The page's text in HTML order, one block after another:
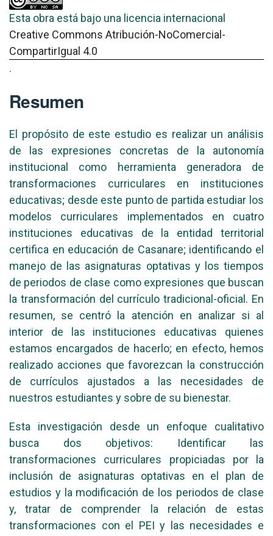
Esta obra está bajo una licencia internacional
Creative Commons Atribución-NoComercial-
CompartirIgual 4.0
.
Resumen
El propósito de este estudio es realizar un análisis
de las expresiones concretas de la autonomía
institucional como herramienta generadora de
transformaciones curriculares en instituciones
educativas; desde este punto de partida estudiar los
modelos curriculares implementados en cuatro
instituciones educativas de la entidad territorial
certifica en educación de Casanare; identificando el
manejo de las asignaturas optativas y los tiempos
de periodos de clase como expresiones que buscan
la transformación del currículo tradicional-oficial. En
resumen, se centró la atención en analizar si al
interior de las instituciones educativas quienes
estamos encargados de hacerlo; en efecto, hemos
realizado acciones que favorezcan la construcción
de currículos ajustados a las necesidades de
nuestros estudiantes y sobre de su bienestar.
Esta investigación desde un enfoque cualitativo
busca dos objetivos: Identificar las
transformaciones curriculares propiciadas por la
inclusión de asignaturas optativas en el plan de
estudios y la modificación de los periodos de clase
y, tratar de comprender la relación de estas
transformaciones con el PEI y las necesidades e